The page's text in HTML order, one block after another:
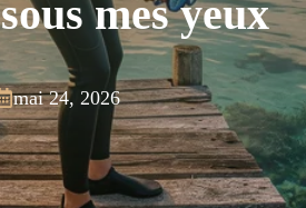
mes yeux
mai 24, 2026